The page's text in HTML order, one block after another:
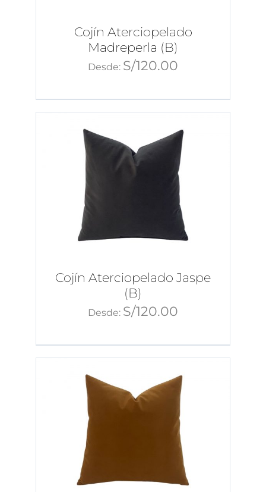
Cojín Aterciopelado
Madreperla (B)
Desde: S/120.00
Cojín Aterciopelado Jaspe
(B)
Desde: S/120.00